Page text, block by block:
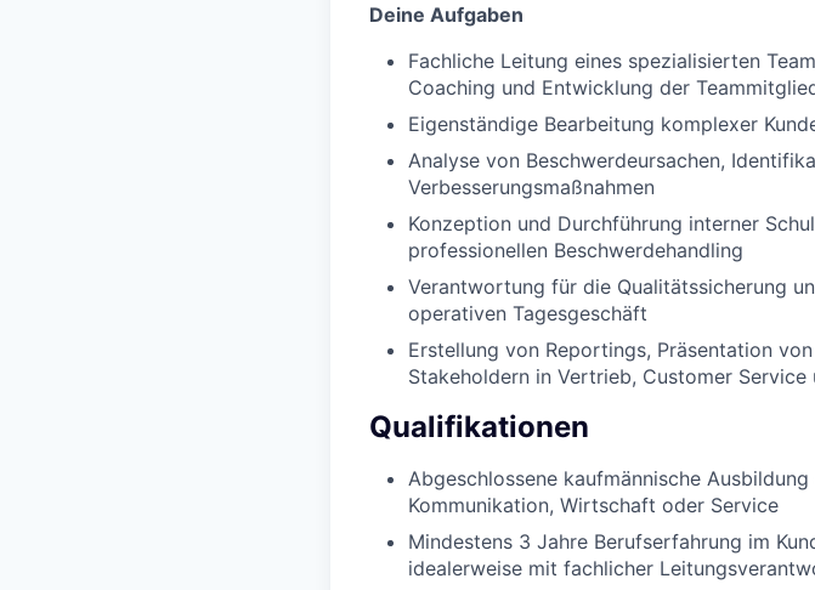
Deine Aufgaben
Fachliche Leitung eines spezialisierten
Coaching und Entwicklung der
Eigenständige Bearbeitung komplexer
Analyse von Beschwerdeursachen,
Verbesserungsmaßnahmen
Konzeption und Durchführung interner
professionellen Beschwerdehandling
Verantwortung für die Qualitätssicherung
operativen Tagesgeschäft
Erstellung von Reportings, Präsentation
Stakeholdern in Vertrieb, Customer Service
Qualifikationen
Abgeschlossene kaufmännische
Kommunikation, Wirtschaft oder Service
Mindestens 3 Jahre Berufserfahrung im
idealerweise mit fachlicher